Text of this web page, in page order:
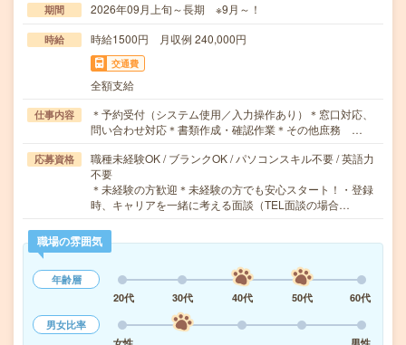
期間 2026年09月上旬～長期 ※9月～！
時給 時給1500円 月収例 240,000円
交通費
全額支給
仕事内容
＊予約受付（システム使用／入力操作あり）＊窓口対応、
問い合わせ対応＊書類作成・確認作業＊その他庶務 …
応募資格
職種未経験OK / ブランクOK / パソコンスキル不要 / 英語力
不要
＊未経験の方歓迎＊未経験の方でも安心スタート！・登録
時、キャリアを一緒に考える面談（TEL面談の場合…
職場の雰囲気
年齢層
20代
30代 40代 50代
60代
男女比率